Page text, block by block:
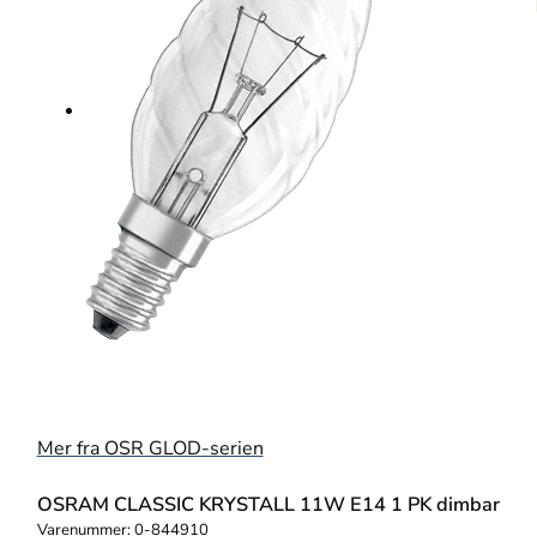
Mer fra OSR GLOD-serien
OSRAM CLASSIC KRYSTALL 11W E14 1 PK dimbar
Varenummer:0-844910